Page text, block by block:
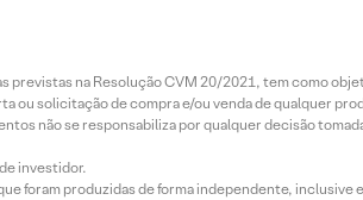
previstas na Resolução CVM 20/2021, tem como
ou solicitação de compra e/ou venda de qualquer
não se responsabiliza por qualquer decisão
investidor.
foram produzidas de forma independente, inclusive